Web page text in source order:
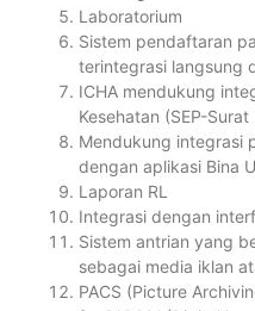
Laboratorium
Sistem pendaftaran
terintegrasi langsung
ICHA mendukung
Kesehatan (SEP-
Mendukung integrasi
dengan aplikasi Bina
Laporan RL
Integrasi dengan
Sistem antrian yang
sebagai media iklan
PACS (Picture